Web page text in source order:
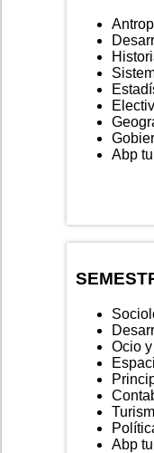
Abp
Ocio
Abp